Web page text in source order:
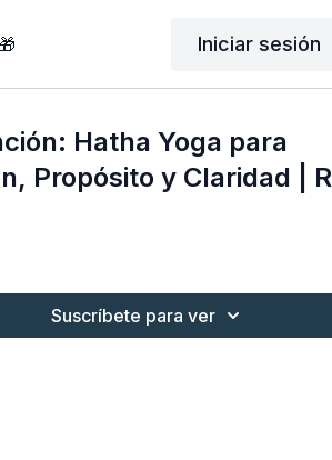
Iniciar sesión
Hatha Yoga para
Propósito y Claridad |
Suscríbete para ver